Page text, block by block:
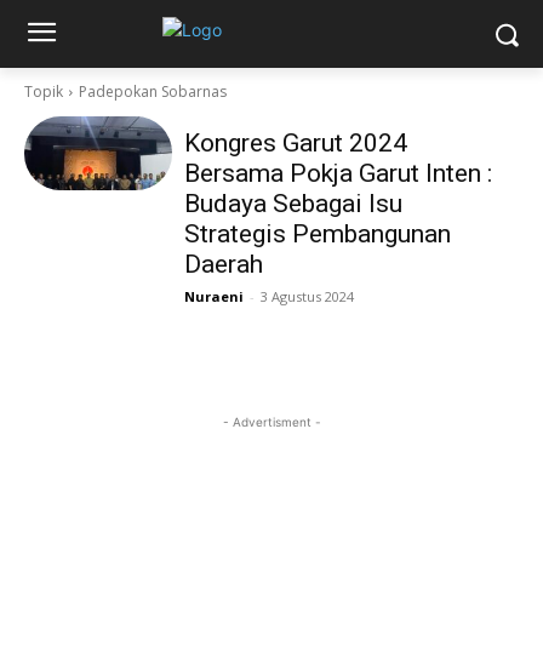
Topik Padepokan Sobarnas
Kongres Garut 2024
Bersama Pokja Garut Inten :
Budaya Sebagai Isu
Strategis Pembangunan
Daerah
Nuraeni - 3 Agustus 2024
- Advertisment -